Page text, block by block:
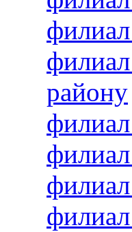
району